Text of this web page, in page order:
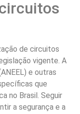
alta demanda
eletrônicos
que a
no fornecimento
e variações de
adequado dos